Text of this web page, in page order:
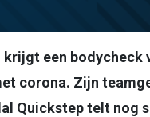
een bodycheck
corona. Zijn
Quickstep telt nog